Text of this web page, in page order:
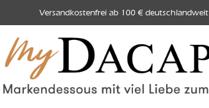
Versandkostenfrei ab 100 € deutschlandweit